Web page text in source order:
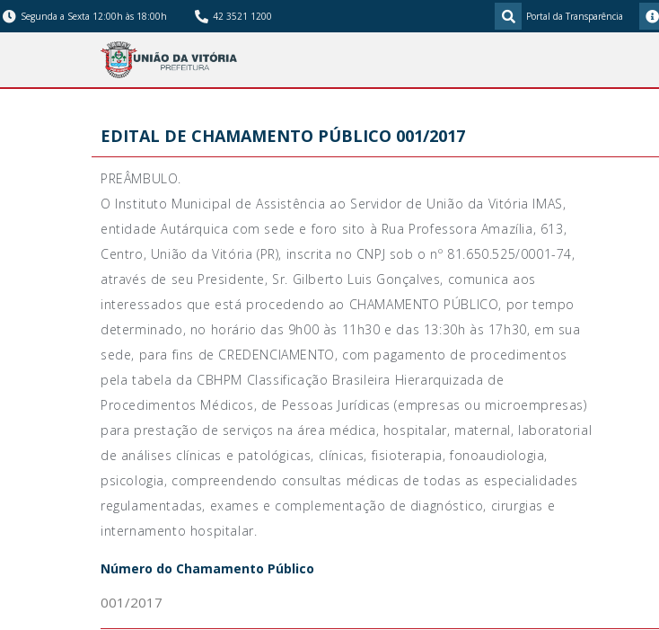
Segunda a Sexta 12:00h às 18:00h 42 3521 1200 Portal da Transparência
EDITAL DE CHAMAMENTO PÚBLICO 001/2017
PREÂMBULO.
O Instituto Municipal de Assistência ao Servidor de União da Vitória IMAS,
entidade Autárquica com sede e foro sito à Rua Professora Amazília, 613,
Centro, União da Vitória (PR), inscrita no CNPJ sob o nº 81.650.525/0001-74,
através de seu Presidente, Sr. Gilberto Luis Gonçalves, comunica aos
interessados que está procedendo ao CHAMAMENTO PÚBLICO, por tempo
determinado, no horário das 9h00 às 11h30 e das 13:30h às 17h30, em sua
sede, para fins de CREDENCIAMENTO, com pagamento de procedimentos
pela tabela da CBHPM Classificação Brasileira Hierarquizada de
Procedimentos Médicos, de Pessoas Jurídicas (empresas ou microempresas)
para prestação de serviços na área médica, hospitalar, maternal, laboratorial
de análises clínicas e patológicas, clínicas, fisioterapia, fonoaudiologia,
psicologia, compreendendo consultas médicas de todas as especialidades
regulamentadas, exames e complementação de diagnóstico, cirurgias e
internamento hospitalar.
Número do Chamamento Público
001/2017